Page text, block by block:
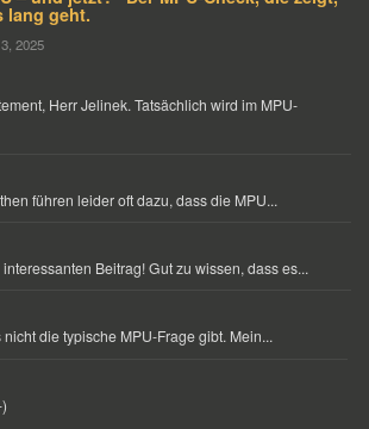
lang geht.
2025
Herr Jelinek. Tatsächlich wird im MPU-
führen leider oft dazu, dass die MPU...
Beitrag! Gut zu wissen, dass es...
die typische MPU-Frage gibt. Mein...